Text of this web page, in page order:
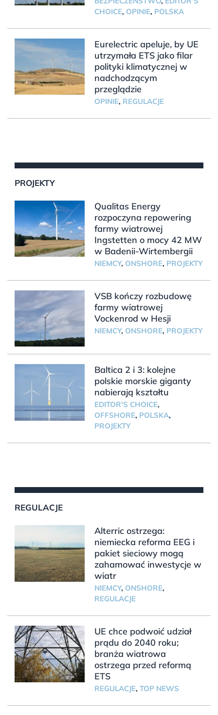
CHOICE, OPINIE, POLSKA
Eurelectric apeluje, by UE
utrzymała ETS jako filar
polityki klimatycznej w
nadchodzącym
przeglądzie
OPINIE, REGULACJE
PROJEKTY
Qualitas Energy
rozpoczyna repowering
farmy wiatrowej
Ingstetten o mocy 42 MW
w Badenii-Wirtembergii
NIEMCY, ONSHORE, PROJEKTY
VSB kończy rozbudowę
farmy wiatrowej
Vockenrod w Hesji
NIEMCY, ONSHORE, PROJEKTY
Baltica 2 i 3: kolejne
polskie morskie giganty
nabierają kształtu
EDITOR'S CHOICE,
OFFSHORE, POLSKA,
PROJEKTY
REGULACJE
Alterric ostrzega:
niemiecka reforma EEG i
pakiet sieciowy mogą
zahamować inwestycje w
wiatr
NIEMCY, ONSHORE,
REGULACJE
UE chce podwoić udział
prądu do 2040 roku;
branża wiatrowa
ostrzega przed reformą
ETS
REGULACJE, TOP NEWS